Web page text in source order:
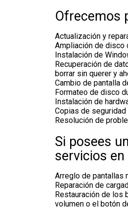
Ofrecemos
Actualización y
Ampliación de disco
Instalación de
Recuperación de
borrar sin querer y
Cambio de pantalla
Formateo de disco
Instalación de
Copias de
Resolución de
Si posees
servicios en
Arreglo de pantallas
Reparación de
Restauración de los
volumen o el botón